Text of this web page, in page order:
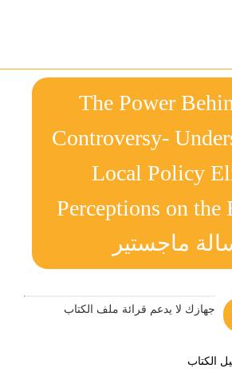
The Power
Controversy-
Local Policy
Perceptions on the
ماجستير
جهازك لا يدعم قرائة ملف الكتاب
الكتاب